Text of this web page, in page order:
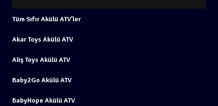
Tüm Sıfır Akülü ATV’ler
Akar Toys Akülü ATV
Aliş Toys Akülü ATV
Baby2Go Akülü ATV
BabyHope Akülü ATV